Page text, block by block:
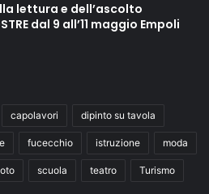
lettura e dell’ascolto
dal 9 all’11 maggio Empoli
capolavori dipinto su tavola
fucecchio istruzione moda
scuola teatro Turismo